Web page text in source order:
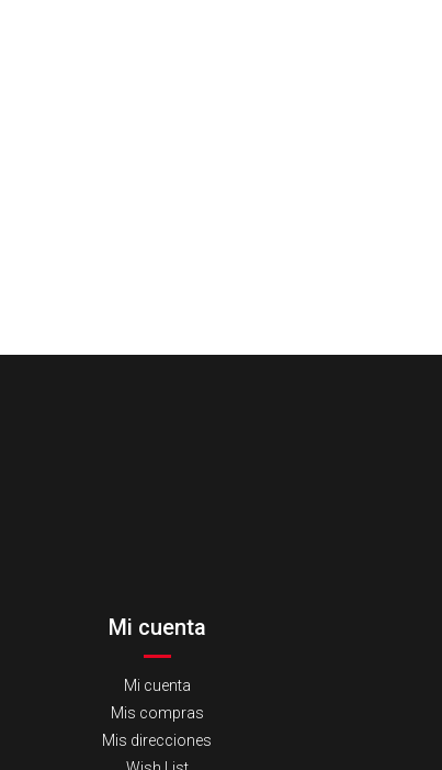
Mi cuenta
Mi cuenta
Mis compras
Mis direcciones